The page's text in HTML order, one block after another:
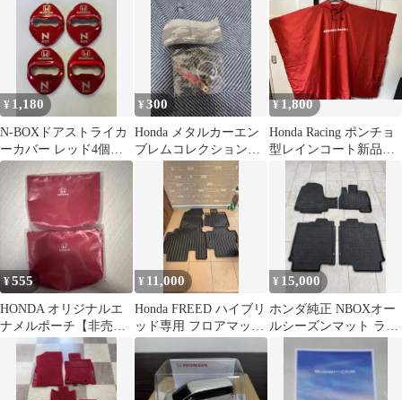
¥ 1,180
N-BOXドアストライカ
ーカバー レッド4個セ
ット
¥300
Honda メタルカーエン
ブレムコレクション
NSX キーホルダー
¥1,800
Honda Racing ポンチョ
型レインコート新品未
使用品 専用ポーチ付
¥555
HONDA オリジナルエ
ナメルポーチ【非売
品】 2つ
¥ 11,000
Honda FREED ハイブリ
ッド専用 フロアマット
4枚セット
¥ 15,000
ホンダ純正 NBOXオー
ルシーズンマット ラバ
ト おまけ付き